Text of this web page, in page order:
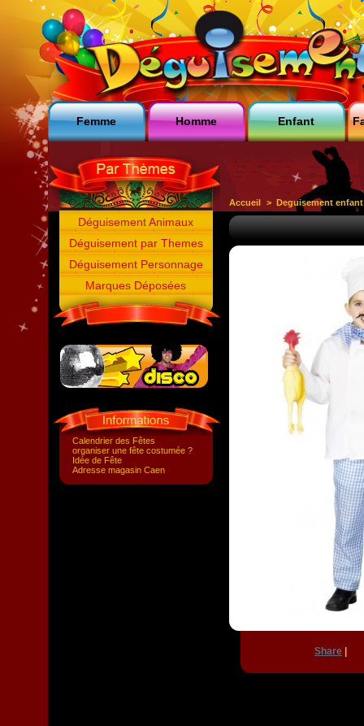
Femme Homme Enfant
Déguisement Animaux
Déguisement par Themes
Déguisement Personnage
Marques Déposées
Calendrier des Fêtes
organiser une fête costumée ?
Idée de Fête
Adresse magasin Caen
Accueil > Deguisement enfant
Share